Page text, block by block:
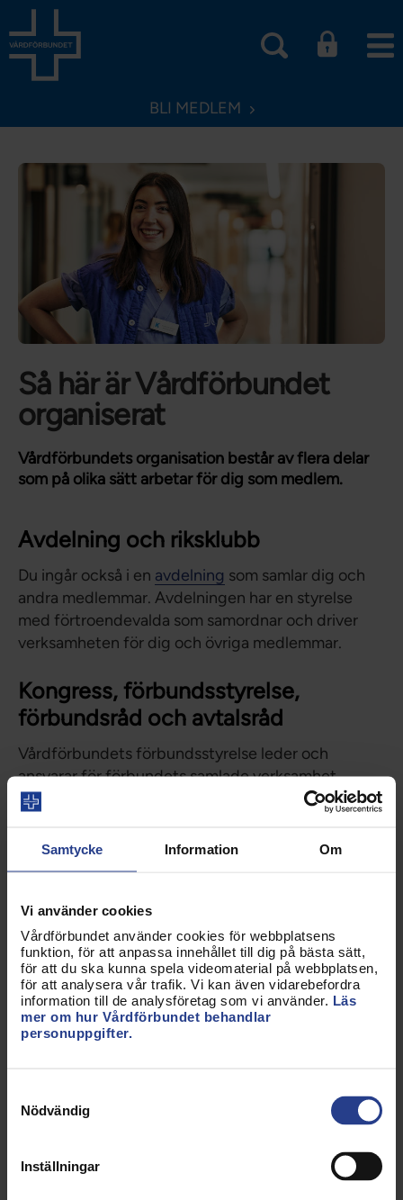
Samtycke Information Om
Vi använder cookies
Vårdförbundet använder cookies för webbplatsens
funktion, för att anpassa innehållet till dig på bästa sätt,
för att du ska kunna spela videomaterial på webbplatsen,
för att analysera vår trafik. Vi kan även vidarebefordra
information till de analysföretag som vi använder. Läs
mer om hur Vårdförbundet behandlar
personuppgifter.
Nödvändig
Inställningar
BLI MEDLEM
Så här är Vårdförbundet
organiserat
Vårdförbundets organisation består av flera delar
som på olika sätt arbetar för dig som medlem.
Avdelning och riksklubb
Du ingår också i en avdelning som samlar dig och
andra medlemmar. Avdelningen har en styrelse
med förtroendevalda som samordnar och driver
verksamheten för dig och övriga medlemmar.
Kongress, förbundsstyrelse,
förbundsråd och avtalsråd
Vårdförbundets förbundsstyrelse leder och
ansvarar för förbundets samlade verksamhet.
Förbundsstyrelsen
beslutande organ.
Kongressensamlas vart fjärde år
och beslutar om mål och riktlinjer för
rådgivande organ. Det ena är
alla avdelningars ordförande ingår. Det andra är
avtalsrådet som ger förbundsstyrelsen råd om
kollektivavtal ska sägas upp eller förlängas.
Kansliet
och arbetar för att stödja medlemmar och
förtroendevalda att nå förbundets vision och mål.
Uppdaterad: